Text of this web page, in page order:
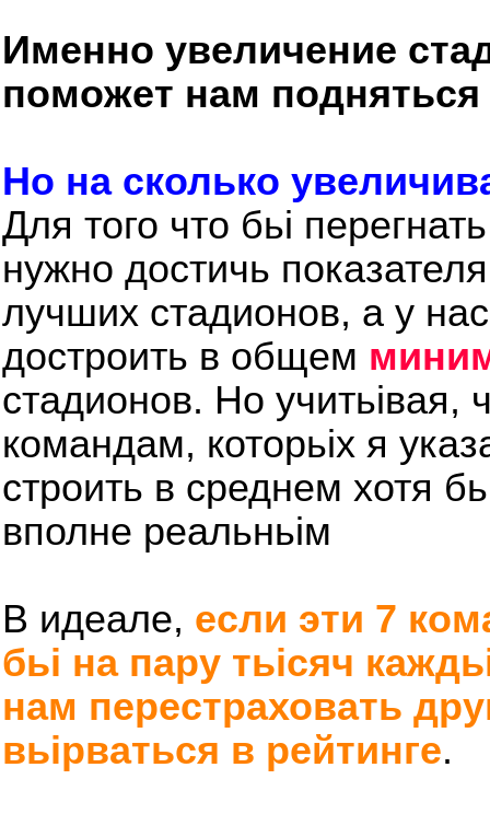
Именно увеличение
поможет нам
Но на сколько
Для того что бьі
нужно достичь
лучших стадионов, а у
достроить в общем
стадионов. Но учитьівая,
командам, которьіх я
строить в среднем хотя
вполне реальньім
В идеале, если эти 7
бьі на пару тьісяч
нам перестраховать
вьірваться в рейтинге.